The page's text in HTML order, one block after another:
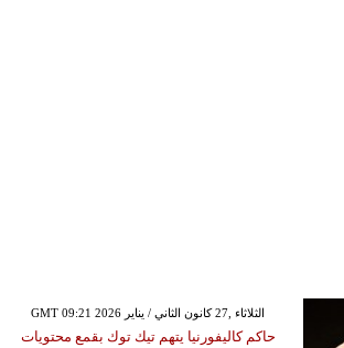
GMT 09:21 2026 الثلاثاء ,27 كانون الثاني / يناير
حاكم كاليفورنيا يتهم تيك توك بقمع محتويات